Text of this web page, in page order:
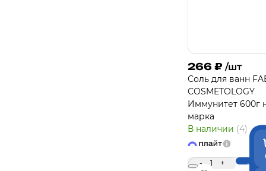
266 ₽ /шт
Соль для ванн
COSMETOLOGY
Иммунитет 600г
марка
В наличии (4)
- 1 +